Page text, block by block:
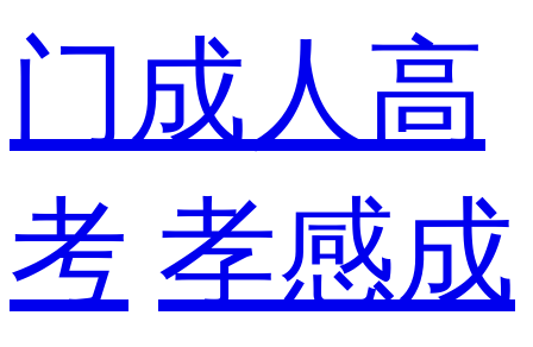
门成人高
考 孝感成